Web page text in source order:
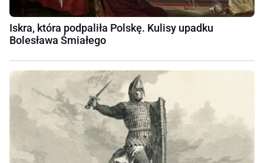
Iskra, która podpaliła Polskę. Kulisy upadku
Bolesława Śmiałego